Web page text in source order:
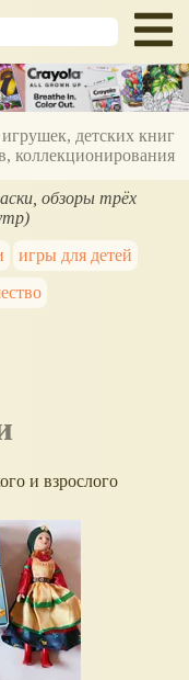
детских книг
коллекционирования
обзоры трёх
игры для детей
и взрослого